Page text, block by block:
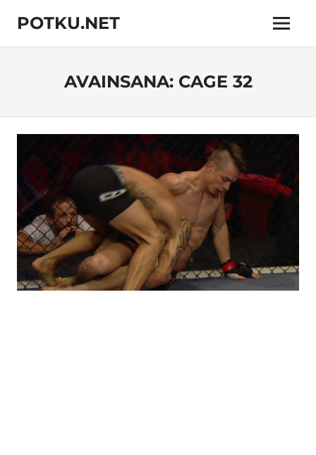
content
POTKU.NET
kamppailulajien
Menu
AVAINSANA: CAGE 32